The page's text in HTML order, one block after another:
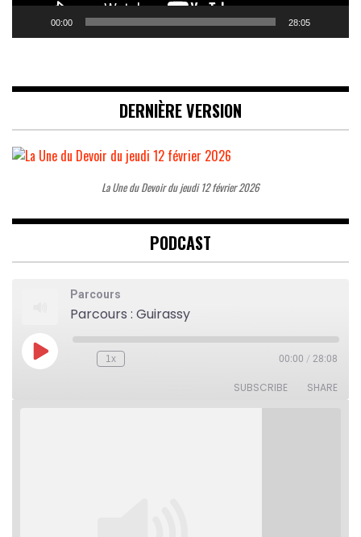
00:00 28:05
DERNIÈRE VERSION
La Une du Devoir du jeudi 12 février 2026
PODCAST
Parcours
Parcours : Guirassy
Play
Episode
Rewind
1x 00:00 / 28:08
SUBSCRIBE SHARE